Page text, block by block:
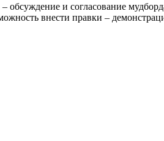
обсуждение и согласование
внести правки –